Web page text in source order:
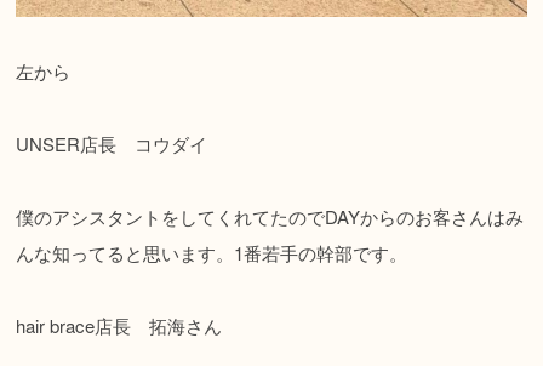
左から
UNSER店長 コウダイ
僕のアシスタントをしてくれてたのでDAYからのお客さんはみ
んな知ってると思います。1番若手の幹部です。
hair brace店長 拓海さん